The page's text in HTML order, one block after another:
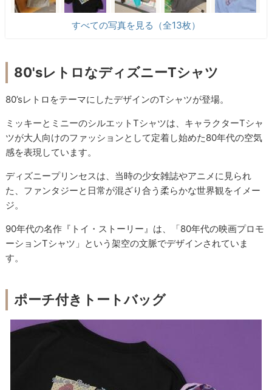
すべての写真を見る（全13枚）
80'sレトロなディズニーTシャツ
80’sレトロをテーマにしたデザインのTシャツが登場。
ミッキーとミニーのシルエットTシャツは、キャラクターTシャ
ツが大人向けのファッションとして定着し始めた80年代の空気
感を表現しています。
ディズニープリンセスは、当時の少女雑誌やアニメに見られ
た、ファンタジーと日常が混ざり合う柔らかな世界観をイメー
ジ。
90年代の名作『トイ・ストーリー』は、「80年代の映画プロモ
ーションTシャツ」という架空の文脈でデザインされていま
す。
ポーチ付きトートバッグ